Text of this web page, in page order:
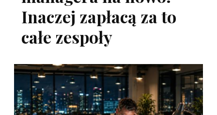
Inaczej zapłacą za to
całe zespoły